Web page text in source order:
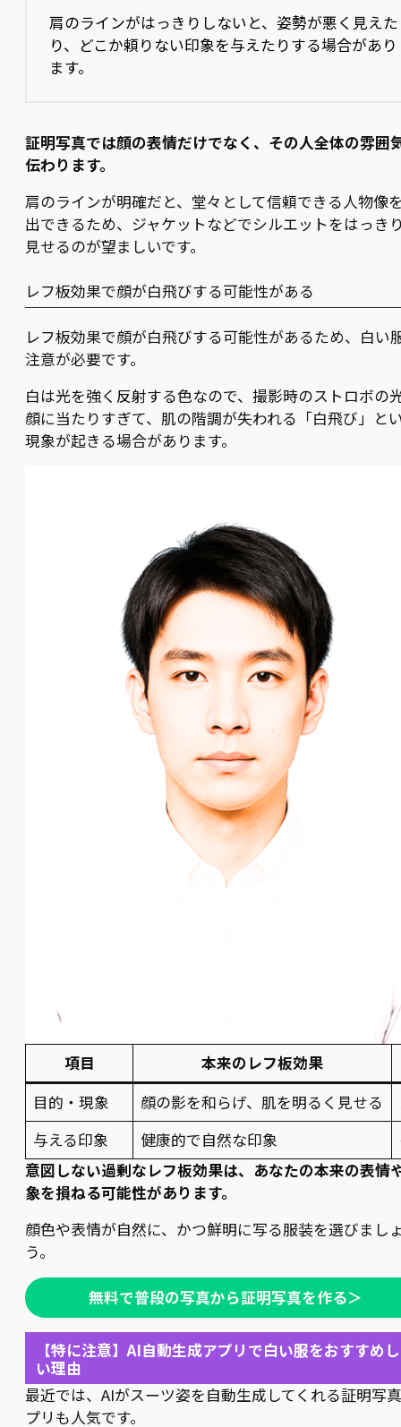
肩のラインがはっきりしないと、姿勢が悪く見えた
り、どこか頼りない印象を与えたりする場合があり
ます。
証明写真では顔の表情だけでなく、その人全体の雰囲
伝わります。
肩のラインが明確だと、堂々として信頼できる人物像
出できるため、ジャケットなどでシルエットをはっき
見せるのが望ましいです。
レフ板効果で顔が白飛びする可能性がある
レフ板効果で顔が白飛びする可能性があるため、白い
注意が必要です。
白は光を強く反射する色なので、撮影時のストロボの
顔に当たりすぎて、肌の階調が失われる「白飛び」と
現象が起きる場合があります。
項目
本来のレフ板効果
目的・現象
顔の影を和らげ、肌を明るく見せる
与える印象
健康的で自然な印象
意図しない過剰なレフ板効果は、あなたの本来の表情
象を損ねる可能性があります。
顔色や表情が自然に、かつ鮮明に写る服装を選びまし
う。
無料で普段の写真から証明写真を作る＞
【特に注意】AI自動生成アプリで白い服をおすすめ
い理由
最近では、AIがスーツ姿を自動生成してくれる証明写
プリも人気です。